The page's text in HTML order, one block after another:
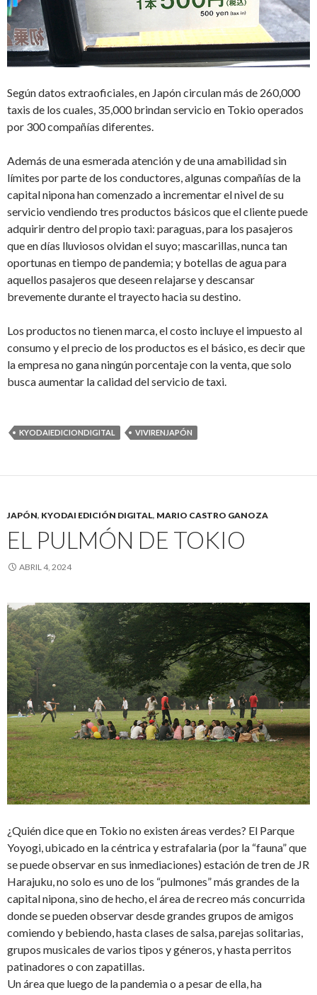
Según datos extraoficiales, en Japón circulan más de 260,000
taxis de los cuales, 35,000 brindan servicio en Tokio operados
por 300 compañías diferentes.
Además de una esmerada atención y de una amabilidad sin
límites por parte de los conductores, algunas compañías de la
capital nipona han comenzado a incrementar el nivel de su
servicio vendiendo tres productos básicos que el cliente puede
adquirir dentro del propio taxi: paraguas, para los pasajeros
que en días lluviosos olvidan el suyo; mascarillas, nunca tan
oportunas en tiempo de pandemia; y botellas de agua para
aquellos pasajeros que deseen relajarse y descansar
brevemente durante el trayecto hacia su destino.
Los productos no tienen marca, el costo incluye el impuesto al
consumo y el precio de los productos es el básico, es decir que
la empresa no gana ningún porcentaje con la venta, que solo
busca aumentar la calidad del servicio de taxi.
KYODAIEDICIONDIGITAL VIVIRENJAPÓN
JAPÓN, KYODAI EDICIÓN DIGITAL, MARIO CASTRO GANOZA
EL PULMÓN DE TOKIO
ABRIL 4, 2024
¿Quién dice que en Tokio no existen áreas verdes? El Parque
Yoyogi, ubicado en la céntrica y estrafalaria (por la “fauna” que
se puede observar en sus inmediaciones) estación de tren de JR
Harajuku, no solo es uno de los “pulmones” más grandes de la
capital nipona, sino de hecho, el área de recreo más concurrida
donde se pueden observar desde grandes grupos de amigos
comiendo y bebiendo, hasta clases de salsa, parejas solitarias,
grupos musicales de varios tipos y géneros, y hasta perritos
patinadores o con zapatillas.
Un área que luego de la pandemia o a pesar de ella, ha